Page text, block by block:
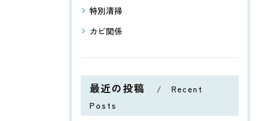
特別清掃
カビ関係
最近の投稿
Recent
Posts